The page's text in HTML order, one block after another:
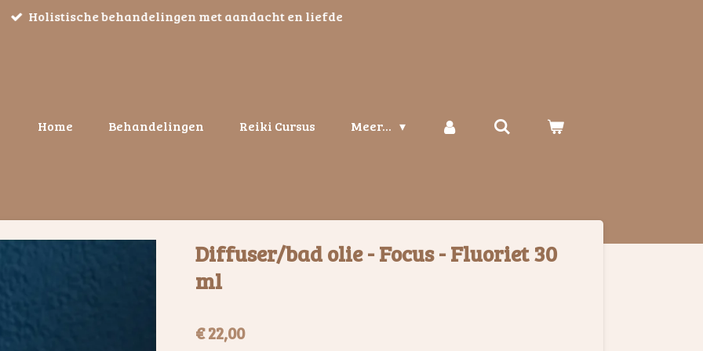
Holistische behandelingen met aandacht en liefde
Home Behandelingen Reiki Cursus Meer...
Diffuser/bad olie - Focus - Fluoriet 30
ml
€ 22,00